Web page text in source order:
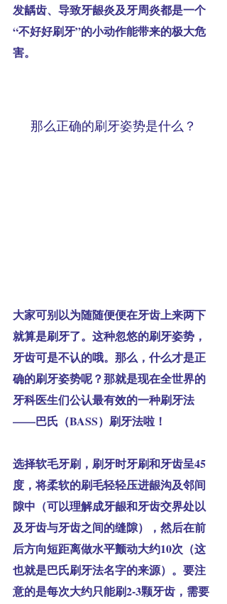
发龋齿、导致牙龈炎及牙周炎都是一个
“不好好刷牙”的小动作能带来的极大危
害。
那么正确的刷牙姿势是什么？
大家可别以为随随便便在牙齿上来两下
就算是刷牙了。这种忽悠的刷牙姿势，
牙齿可是不认的哦。那么，什么才是正
确的刷牙姿势呢？那就是现在全世界的
牙科医生们公认最有效的一种刷牙法
——巴氏（BASS）刷牙法啦！
选择软毛牙刷，刷牙时牙刷和牙齿呈45
度，将柔软的刷毛轻轻压进龈沟及邻间
隙中（可以理解成牙龈和牙齿交界处以
及牙齿与牙齿之间的缝隙），然后在前
后方向短距离做水平颤动大约10次（这
也就是巴氏刷牙法名字的来源）。要注
意的是每次大约只能刷2-3颗牙齿，需要